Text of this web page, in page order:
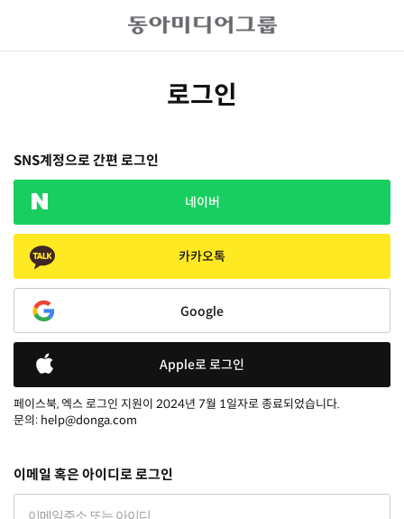
로그인
SNS계정으로 간편 로그인
네이버
카카오톡
Google
Apple로 로그인
페이스북, 엑스 로그인 지원이 2024년 7월 1일자로 종료되었습니다.
문의: help@donga.com
이메일 혹은 아이디로 로그인